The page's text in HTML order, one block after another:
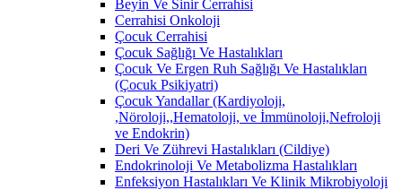
Beyin Ve Sinir Cerrahisi
Cerrahisi Onkoloji
Çocuk Cerrahisi
Çocuk Sağlığı Ve Hastalıkları
Çocuk Ve Ergen Ruh Sağlığı Ve Hastalıkları
(Çocuk Psikiyatri)
Çocuk Yandallar (Kardiyoloji,
,Nöroloji,,Hematoloji, ve İmmünoloji,Nefroloji
ve Endokrin)
Deri Ve Zührevi Hastalıkları (Cildiye)
Endokrinoloji Ve Metabolizma Hastalıkları
Enfeksiyon Hastalıkları Ve Klinik Mikrobiyoloji